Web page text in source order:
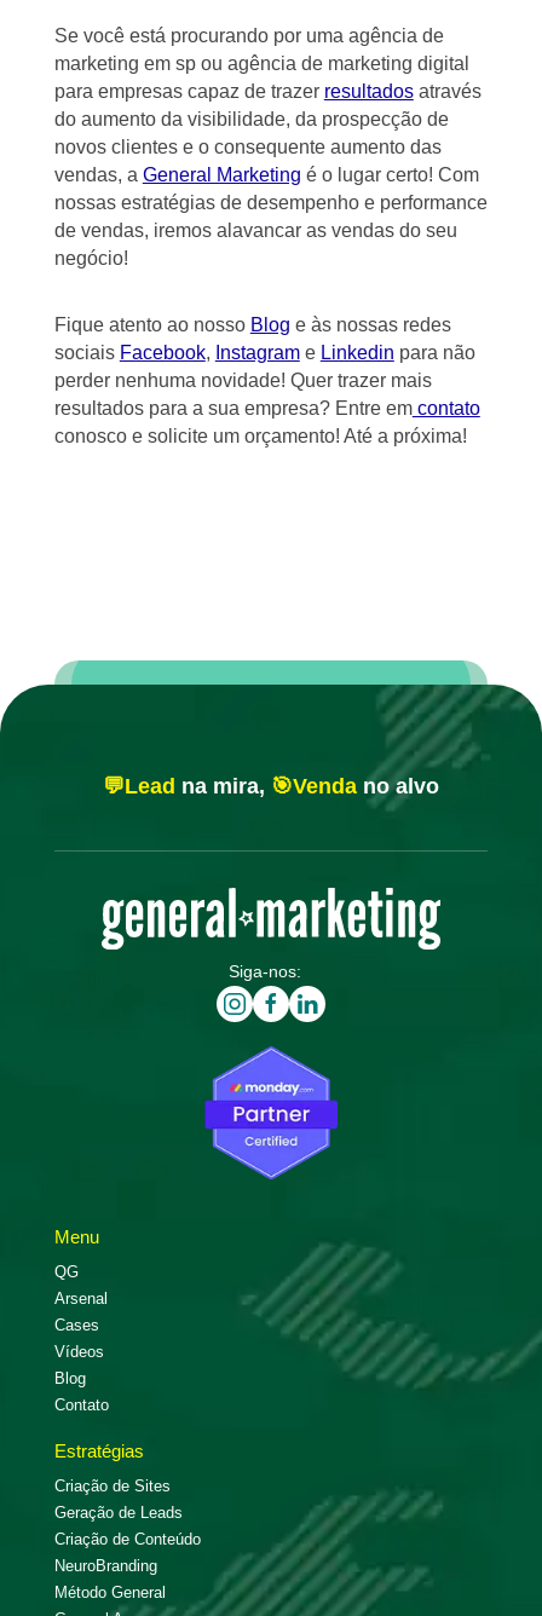
Se você está procurando por uma agência de
marketing em sp ou agência de marketing digital
para empresas capaz de trazer resultadosatravés
do aumento da visibilidade, da prospecção de
novos clientes e o consequente aumento das
vendas, a General Marketing é o lugar certo! Com
nossas estratégias de desempenho e performance
de vendas, iremos alavancar as vendas do seu
negócio!
Fique atento ao nosso Blog e às nossas redes
sociais Facebook, Instagrame Linkedin para não
perder nenhuma novidade! Quer trazer mais
resultados para a sua empresa? Entre emcontato
conosco e solicite um orçamento! Até a próxima!
💬Lead na mira, 🎯Vendano alvo
Siga-nos:
Menu
QG
Arsenal
Cases
Vídeos
Blog
Contato
Estratégias
Criação de Sites
Geração de Leads
Criação de Conteúdo
NeuroBranding
Método General